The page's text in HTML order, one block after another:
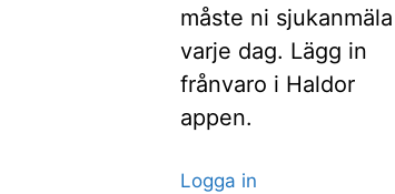
måste ni sjukanmäla
varje dag. Lägg in
frånvaro i Haldor
appen.
Logga in